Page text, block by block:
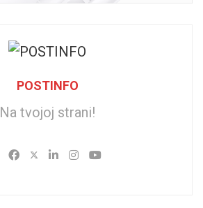
POSTINFO
Na tvojoj strani!